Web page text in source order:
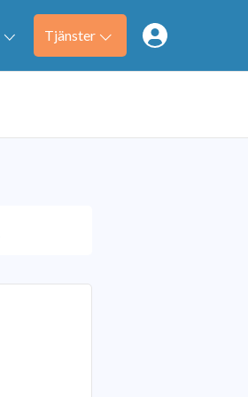
Tjänster